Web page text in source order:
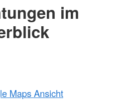
im
Maps Ansicht